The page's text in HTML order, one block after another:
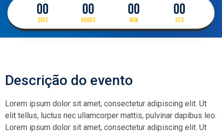
00
Dias
00
Horas
00
Min
00
Seg
Descrição do evento
Lorem ipsum dolor sit amet, consectetur adipiscing elit. Ut
elit tellus, luctus nec ullamcorper mattis, pulvinar dapibus leo.
Lorem ipsum dolor sit amet, consectetur adipiscing elit. Ut